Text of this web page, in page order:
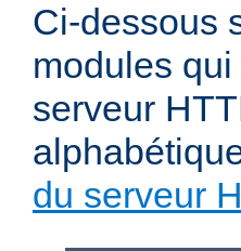
Ci-dessous
modules
serveur
du serveur